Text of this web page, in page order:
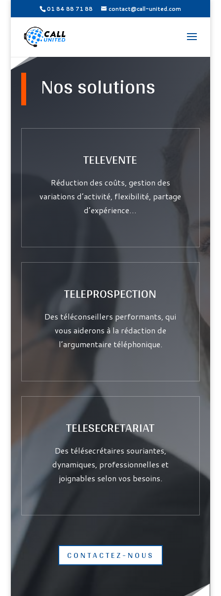
01 84 88 71 88 contact@call-united.com
Nos solutions
TELEVENTE
Réduction des coûts, gestion des
variations d’activité, flexibilité, partage
d’expérience…
TELEPROSPECTION
Des téléconseillers performants, qui
vous aiderons à la rédaction de
l’argumentaire téléphonique.
TELESECRETARIAT
Des télésecrétaires souriantes,
dynamiques, professionnelles et
joignables selon vos besoins.
CONTACTEZ-NOUS